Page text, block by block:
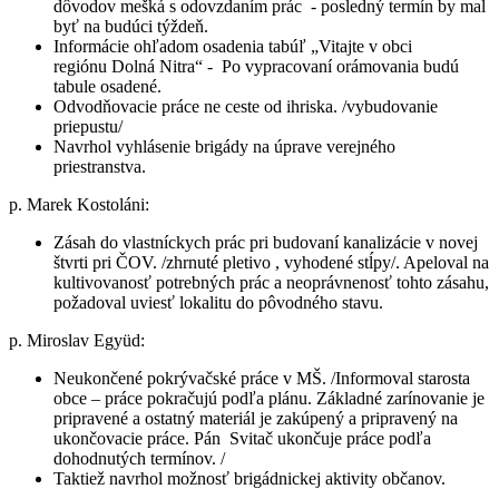
dôvodov mešká s odovzdaním prác - posledný termín by mal
byť na budúci týždeň.
Informácie ohľadom osadenia tabúľ „Vitajte v obci
regiónu Dolná Nitra“ - Po vypracovaní orámovania budú
tabule osadené.
Odvodňovacie práce ne ceste od ihriska. /vybudovanie
priepustu/
Navrhol vyhlásenie brigády na úprave verejného
priestranstva.
p. Marek Kostoláni:
Zásah do vlastníckych prác pri budovaní kanalizácie v novej
štvrti pri ČOV. /zhrnuté pletivo , vyhodené stĺpy/. Apeloval na
kultivovanosť potrebných prác a neoprávnenosť tohto zásahu,
požadoval uviesť lokalitu do pôvodného stavu.
p. Miroslav Együd:
Neukončené pokrývačské práce v MŠ. /Informoval starosta
obce – práce pokračujú podľa plánu. Základné zarínovanie je
pripravené a ostatný materiál je zakúpený a pripravený na
ukončovacie práce. Pán Svitač ukončuje práce podľa
dohodnutých termínov. /
Taktiež navrhol možnosť brigádnickej aktivity občanov.